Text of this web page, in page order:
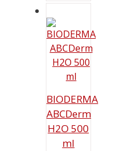
BIODERMA
ABCDerm
H2O 500
ml